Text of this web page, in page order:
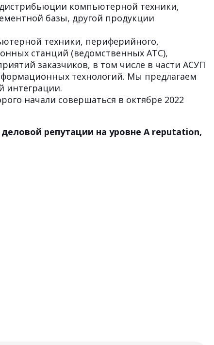
компьютерной техники,
базы, другой продукции
техники, периферийного,
станций (ведомственных АТС),
заказчиков, в том числе в части АСУП
технологий. Мы предлагаем
интеграции.
начали совершаться в октябре 2022
деловой репутации на уровне A reputation,